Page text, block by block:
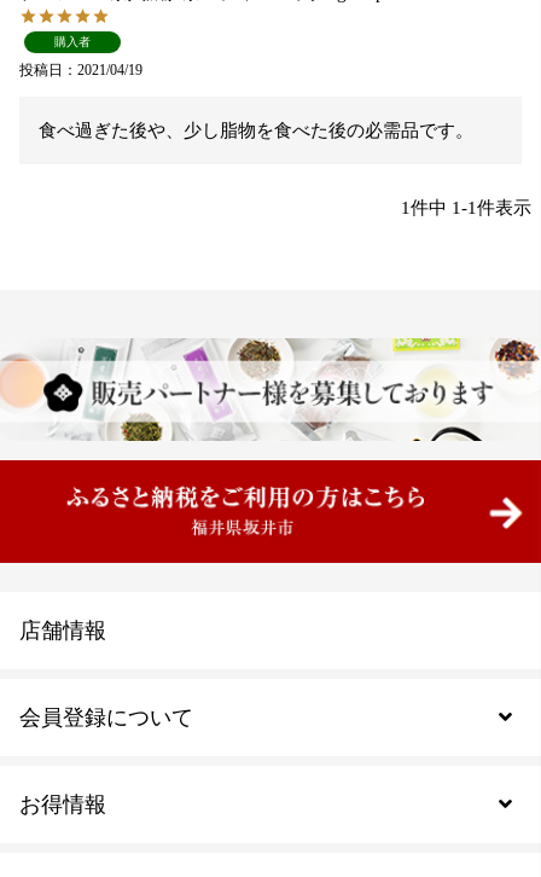
購入者
投稿日 2021/04/19
食べ過ぎた後や、少し脂物を食べた後の必需品です。
1件中 1-1件表示
お得情報
会員登録について
店舗情報